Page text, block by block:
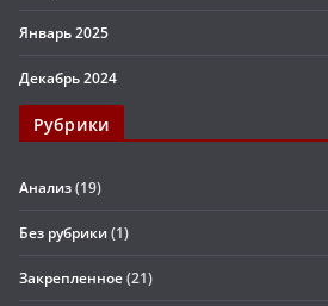
Январь 2025
Декабрь 2024
Рубрики
Анализ(19)
Без рубрики(1)
Закрепленное(21)